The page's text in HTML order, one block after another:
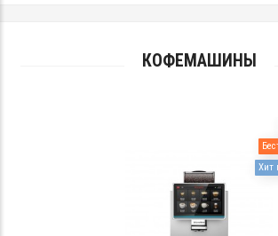
КОФЕМАШИНЫ
Хит